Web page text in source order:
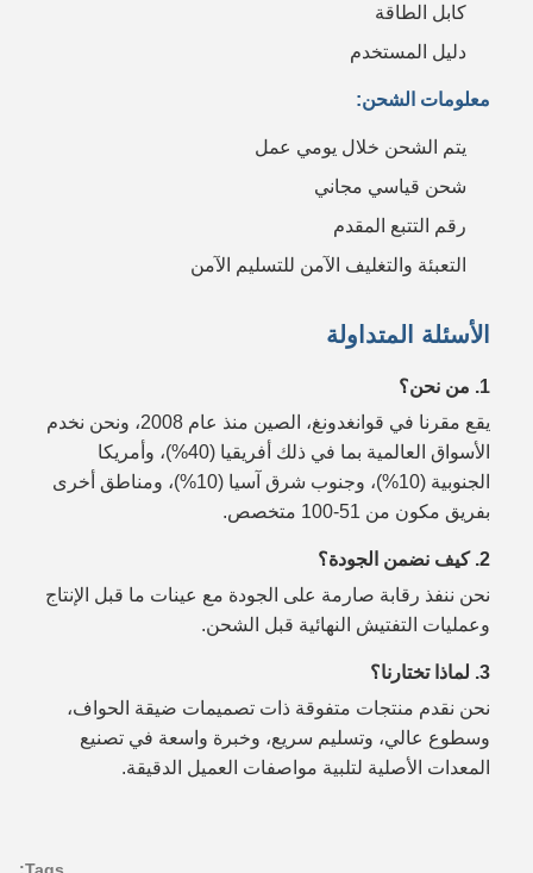
كابل الطاقة
دليل المستخدم
معلومات الشحن:
يتم الشحن خلال يومي عمل
شحن قياسي مجاني
رقم التتبع المقدم
التعبئة والتغليف الآمن للتسليم الآمن
الأسئلة المتداولة
1. من نحن؟
يقع مقرنا في قوانغدونغ، الصين منذ عام 2008، ونحن نخدم
الأسواق العالمية بما في ذلك أفريقيا (40%)، وأمريكا
الجنوبية (10%)، وجنوب شرق آسيا (10%)، ومناطق أخرى
بفريق مكون من 51-100 متخصص.
2. كيف نضمن الجودة؟
نحن ننفذ رقابة صارمة على الجودة مع عينات ما قبل الإنتاج
وعمليات التفتيش النهائية قبل الشحن.
3. لماذا تختارنا؟
نحن نقدم منتجات متفوقة ذات تصميمات ضيقة الحواف،
وسطوع عالي، وتسليم سريع، وخبرة واسعة في تصنيع
المعدات الأصلية لتلبية مواصفات العميل الدقيقة.